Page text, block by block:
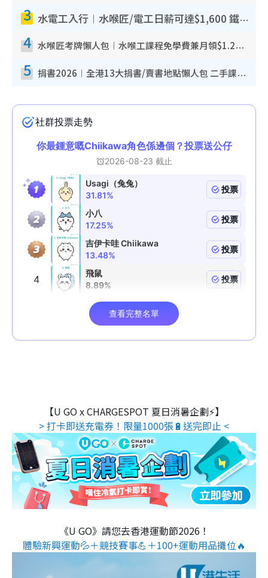
3 水電工入行︱水喉匠/電工日薪可達$1,600 鐵飯碗職業難被AI取代！附薪酬參考＋入行考牌途徑
4 水喉匠考牌懶人包︱水喉工課程免學費兼月領$1.2萬津貼 即睇水喉匠考牌4階段＋入行課程建議
5 捐書2026︱全港13大捐書/賣書地點懶人包 二手課本最高$150＋舊書換免費咖啡/戲票
【U GO x CHARGESPOT 夏日消暑企劃⚡】
> 打卡即送充電券！限量1000張🔋送完即止 <
《U GO》請您去香港運動節2026！
體驗新興運動💦＋競技賽事💪＋100+運動用品攤位🔥